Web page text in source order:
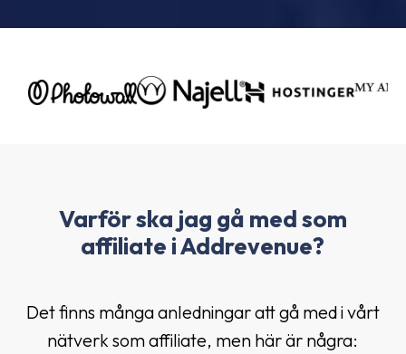
Varför ska jag gå med som
affiliate i Addrevenue?
Det finns många anledningar att gå med i vårt
nätverk som affiliate, men här är några: